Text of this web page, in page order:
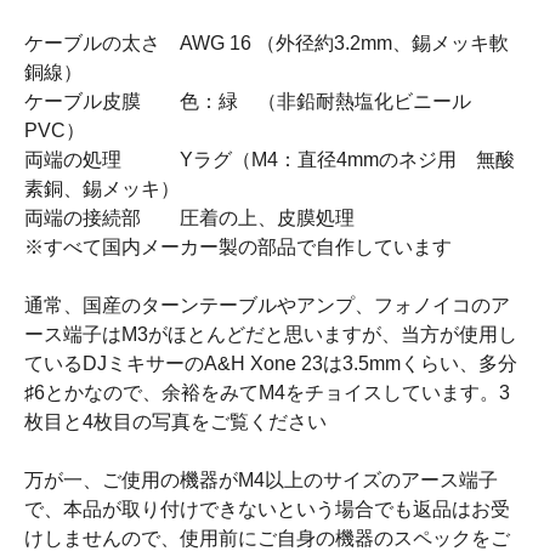
ケーブルの太さ AWG 16 （外径約3.2mm、錫メッキ軟
銅線）
ケーブル皮膜 色：緑 （非鉛耐熱塩化ビニール
PVC）
両端の処理 Yラグ（M4：直径4mmのネジ用 無酸
素銅、錫メッキ）
両端の接続部 圧着の上、皮膜処理
※すべて国内メーカー製の部品で自作しています
通常、国産のターンテーブルやアンプ、フォノイコのア
ース端子はM3がほとんどだと思いますが、当方が使用し
ているDJミキサーのA&H Xone 23は3.5mmくらい、多分
♯6とかなので、余裕をみてM4をチョイスしています。3
枚目と4枚目の写真をご覧ください
万が一、ご使用の機器がM4以上のサイズのアース端子
で、本品が取り付けできないという場合でも返品はお受
けしませんので、使用前にご自身の機器のスペックをご